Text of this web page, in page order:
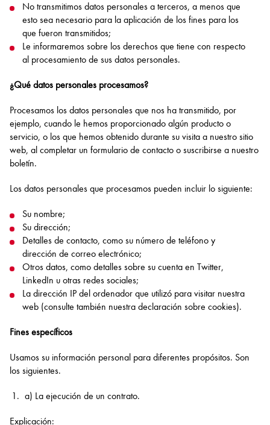
No transmitimos datos personales a terceros, a menos que
esto sea necesario para la aplicación de los fines para los
que fueron transmitidos;
Le informaremos sobre los derechos que tiene con respecto
al procesamiento de sus datos personales.
¿Qué datos personales procesamos?
Procesamos los datos personales que nos ha transmitido, por
ejemplo, cuando le hemos proporcionado algún producto o
servicio, o los que hemos obtenido durante su visita a nuestro sitio
web, al completar un formulario de contacto o suscribirse a nuestro
boletín.
Los datos personales que procesamos pueden incluir lo siguiente:
Su nombre;
Su dirección;
Detalles de contacto, como su número de teléfono y
dirección de correo electrónico;
Otros datos, como detalles sobre su cuenta en Twitter,
LinkedIn u otras redes sociales;
La dirección IP del ordenador que utilizó para visitar nuestra
web (consulte también nuestra declaración sobre cookies).
Fines específicos
Usamos su información personal para diferentes propósitos. Son
los siguientes.
a) La ejecución de un contrato.
Explicación: